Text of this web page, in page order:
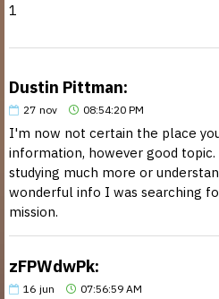
1
Dustin Pittman:
27 nov 08:54:20 PM
I'm now not certain the place
information, however good
studying much more or
wonderful info I was searching
mission.
zFPWdwPk:
16 jun 07:56:59 AM